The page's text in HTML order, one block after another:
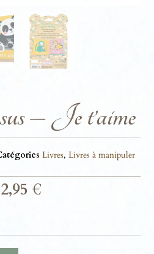
– Je t’aime
Livres,Livres à manipuler
€